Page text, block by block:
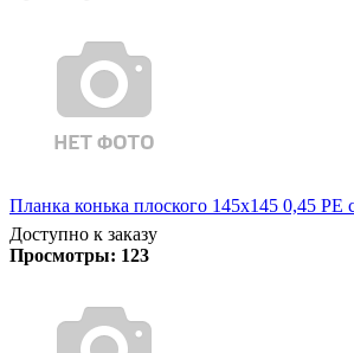
Планка конька плоского 145х145 0,45
Доступно к заказу
Просмотры: 123